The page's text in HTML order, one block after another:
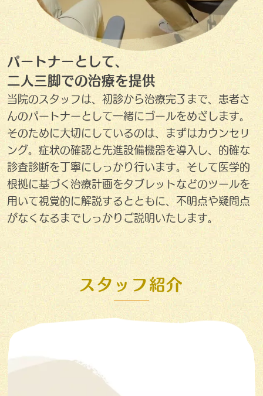
パートナーとして、
二人三脚での治療を提供
当院のスタッフは、初診から治療完了まで、患者さ
んのパートナーとして一緒にゴールをめざします。
そのために大切にしているのは、まずはカウンセリ
ング。症状の確認と先進設備機器を導入し、的確な
診査診断を丁寧にしっかり行います。そして医学的
根拠に基づく治療計画をタブレットなどのツールを
用いて視覚的に解説するとともに、不明点や疑問点
がなくなるまでしっかりご説明いたします。
スタッフ紹介